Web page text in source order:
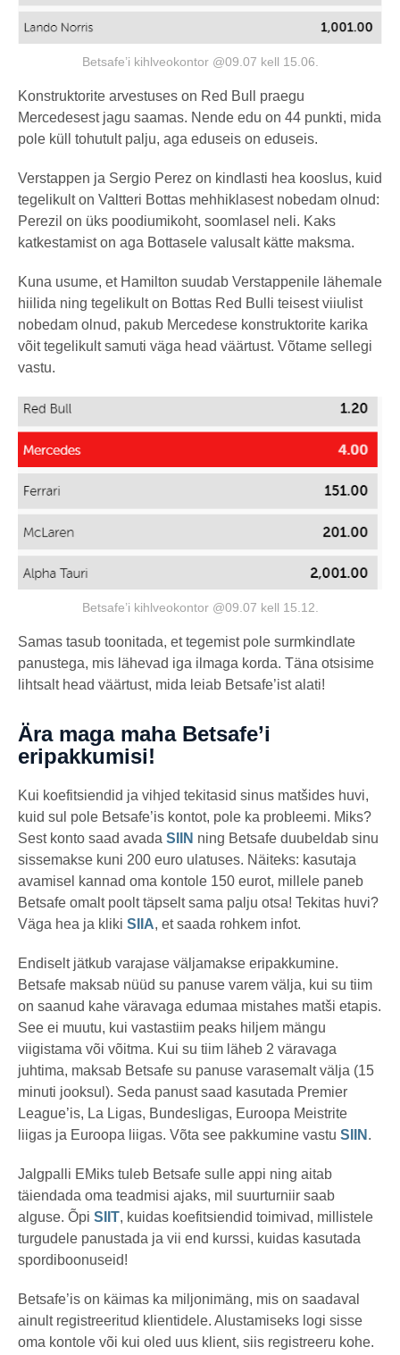
Betsafe’i kihlveokontor @09.07 kell 15.06.
Konstruktorite arvestuses on Red Bull praegu
Mercedesest jagu saamas. Nende edu on 44 punkti, mida
pole küll tohutult palju, aga eduseis on eduseis.
Verstappen ja Sergio Perez on kindlasti hea kooslus, kuid
tegelikult on Valtteri Bottas mehhiklasest nobedam olnud:
Perezil on üks poodiumikoht, soomlasel neli. Kaks
katkestamist on aga Bottasele valusalt kätte maksma.
Kuna usume, et Hamilton suudab Verstappenile lähemale
hiilida ning tegelikult on Bottas Red Bulli teisest viiulist
nobedam olnud, pakub Mercedese konstruktorite karika
võit tegelikult samuti väga head väärtust. Võtame sellegi
vastu.
Betsafe’i kihlveokontor @09.07 kell 15.12.
Samas tasub toonitada, et tegemist pole surmkindlate
panustega, mis lähevad iga ilmaga korda. Täna otsisime
lihtsalt head väärtust, mida leiab Betsafe’ist alati!
Ära maga maha Betsafe’i
eripakkumisi!
Kui koefitsiendid ja vihjed tekitasid sinus matšides huvi,
kuid sul pole Betsafe’is kontot, pole ka probleemi. Miks?
Sest konto saad avada SIIN ning Betsafe duubeldab sinu
sissemakse kuni 200 euro ulatuses. Näiteks: kasutaja
avamisel kannad oma kontole 150 eurot, millele paneb
Betsafe omalt poolt täpselt sama palju otsa! Tekitas huvi?
Väga hea ja kliki SIIA, et saada rohkem infot.
Endiselt jätkub varajase väljamakse eripakkumine.
Betsafe maksab nüüd su panuse varem välja, kui su tiim
on saanud kahe väravaga edumaa mistahes matši etapis.
See ei muutu, kui vastastiim peaks hiljem mängu
viigistama või võitma. Kui su tiim läheb 2 väravaga
juhtima, maksab Betsafe su panuse varasemalt välja (15
minuti jooksul). Seda panust saad kasutada Premier
League’is, La Ligas, Bundesligas, Euroopa Meistrite
liigas ja Euroopa liigas. Võta see pakkumine vastu SIIN .
Jalgpalli EMiks tuleb Betsafe sulle appi ning aitab
täiendada oma teadmisi ajaks, mil suurturniir saab
alguse. Õpi SIIT, kuidas koefitsiendid toimivad, millistele
turgudele panustada ja vii end kurssi, kuidas kasutada
spordiboonuseid!
Betsafe’is on käimas ka miljonimäng, mis on saadaval
ainult registreeritud klientidele. Alustamiseks logi sisse
oma kontole või kui oled uus klient, siis registreeru kohe.